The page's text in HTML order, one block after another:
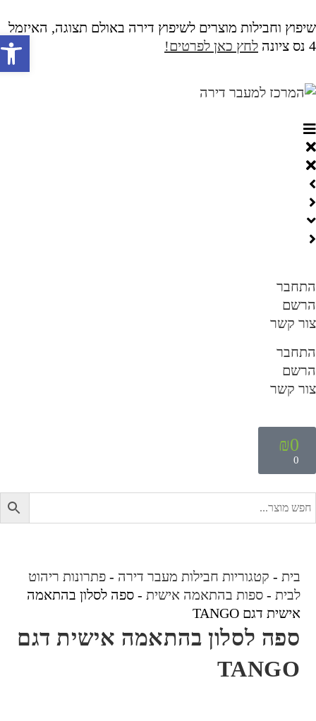
וחבילות מוצרים לשיפוץ דירה באולם תצוגה, האיזמל
לחץ כאן לפרטים!
קשר
קשר
₪0
0
בית- קטגוריות חבילות מעבר דירה- פתרונות ריהוט
לבית- ספות בהתאמה אישית- ספה לסלון בהתאמה
אישית דגם TANGO
ספה לסלון בהתאמה אישית דגם
TANGO